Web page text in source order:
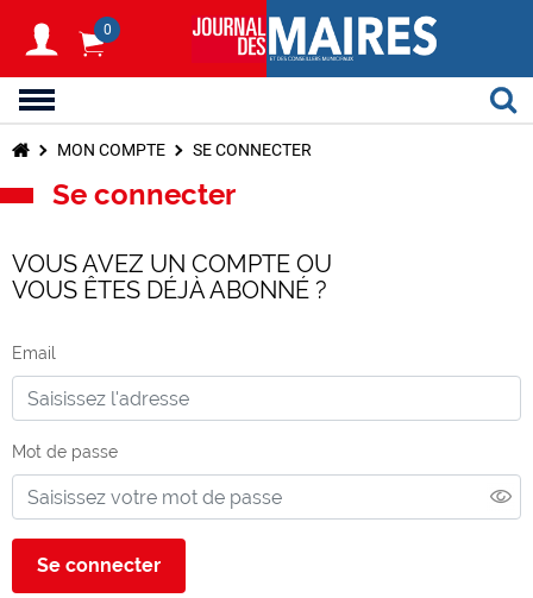
0
MON COMPTE SE CONNECTER
Se connecter
VOUS AVEZ UN COMPTE OU
VOUS ÊTES DÉJÀ ABONNÉ ?
Email
Mot de passe
Se connecter